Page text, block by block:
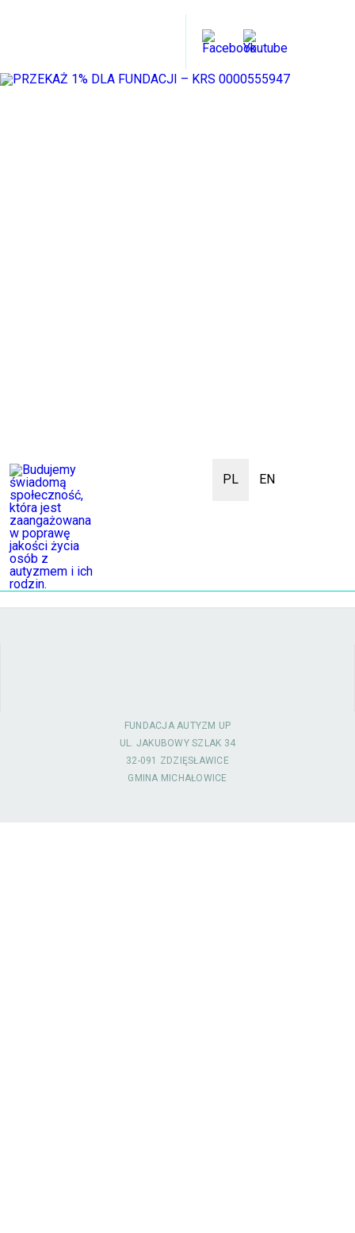
PL EN
FUNDACJA AUTYZM UP
UL. JAKUBOWY SZLAK 34
32-091 ZDZIĘSŁAWICE
GMINA MICHAŁOWICE